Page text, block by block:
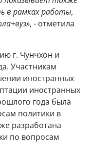
в рамках работы,
, - отметила
г. Чунчхон и
Участникам
иностранных
иностранных
года была
политики в
разработана
по вопросам